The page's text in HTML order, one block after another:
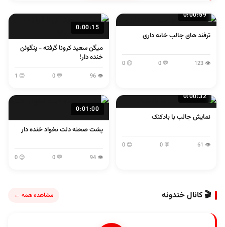
0:00:59
ترفند های جالب خانه داری
👁 123
💬 0
😊 0
0:00:15
میگن سعید کرونا گرفته - پنگوئن
خنده دار!
👁 96
💬 0
😊 1
0:00:32
نمایش جالب با بادکنک
👁 61
💬 0
😊 0
0:01:00
پشت صحنه دلت نخواد خنده دار
👁 94
💬 0
😊 0
🎬 کانال خندونه مشاهده همه ←